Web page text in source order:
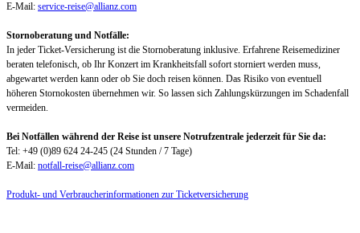
E-Mail: service-reise@allianz.com
Stornoberatung und Notfälle:
In jeder Ticket-Versicherung ist die Stornoberatung inklusive. Erfahrene Reisemediziner
beraten telefonisch, ob Ihr Konzert im Krankheitsfall sofort storniert werden muss,
abgewartet werden kann oder ob Sie doch reisen können. Das Risiko von eventuell
höheren Stornokosten übernehmen wir. So lassen sich Zahlungskürzungen im Schadenfall
vermeiden.
Bei Notfällen während der Reise ist unsere Notrufzentrale jederzeit für Sie da:
Tel: +49 (0)89 624 24-245 (24 Stunden / 7 Tage)
E-Mail: notfall-reise@allianz.com
Produkt- und Verbraucherinformationen zur Ticketversicherung